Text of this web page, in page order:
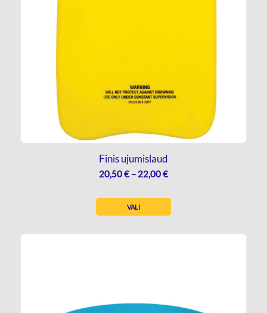
Finis ujumislaud
20,50€ – 22,00€HINNAVAHEMIK:
KUNI
22,00 €
VALI